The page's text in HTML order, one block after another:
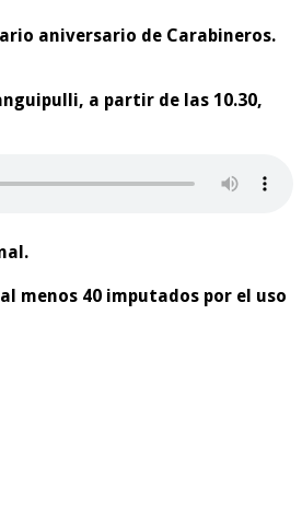
aniversario de Carabineros.
a partir de las 10.30,
menos 40 imputados por el uso